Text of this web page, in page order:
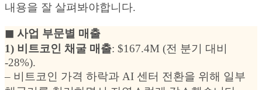
내용을 잘 살펴봐야합니다.
◼︎ 사업 부문별 매출
1) 비트코인 채굴 매출: $167.4M (전 분기 대비
-28%).
– 비트코인 가격 하락과 AI 센터 전환을 위해 일부